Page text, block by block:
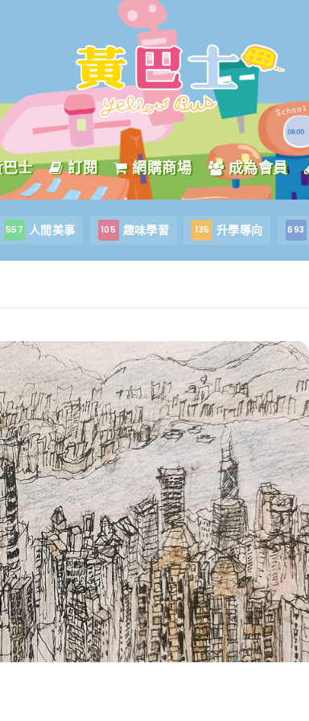
士 訂閱 網購商場 成為會員
557 人間美事 105 趣味學習 135 升學導向 693